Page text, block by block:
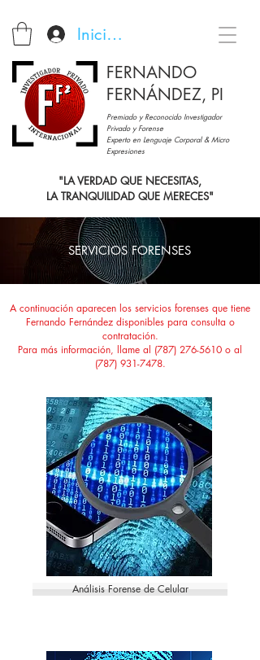
Iniciar sesión
FERNANDO
FERNÁNDEZ, PI
Premiado y Reconocido Investigador
Privado y Forense
Experto en Lenguaje Corporal & Micro
Expresiones
"LA VERDAD QUE NECESITAS,
LA TRANQUILIDAD QUE MERECES"
SERVICIOS FORENSES
A continuación aparecen los servicios forenses que tiene
Fernando Fernández disponibles para consulta o
contratación.
Para más información, llame al (787) 276-5610 o al
(787) 931-7478.
Análisis Forense de Celular